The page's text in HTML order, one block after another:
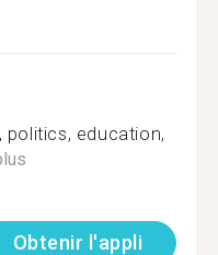
politics, education,
Obtenir l'appli